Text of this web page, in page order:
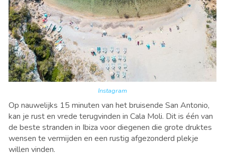
Instagram
Op nauwelijks 15 minuten van het bruisende San Antonio,
kan je rust en vrede terugvinden in Cala Moli. Dit is één van
de beste stranden in Ibiza voor diegenen die grote druktes
wensen te vermijden en een rustig afgezonderd plekje
willen vinden.